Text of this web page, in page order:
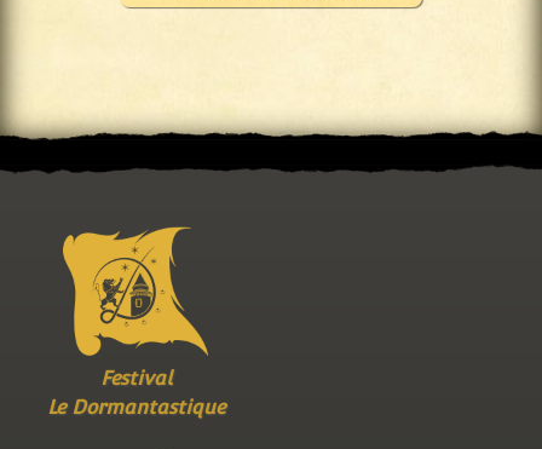
Festival
Le Dormantastique